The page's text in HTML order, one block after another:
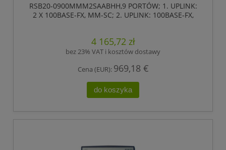
RSB20-0900MMM2SAABHH,9 PORTÓW; 1. UPLINK:
2 X 100BASE-FX, MM-SC; 2. UPLINK: 100BASE-FX,
4 165,72 zł
bez 23% VAT i kosztów dostawy
Cena (EUR): 969,18 €
do koszyka